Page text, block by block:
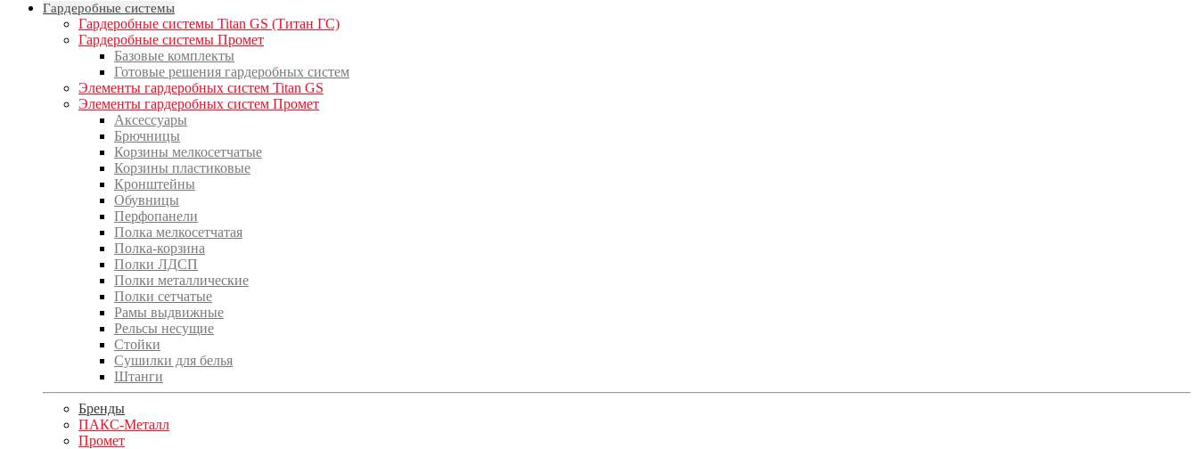
Гардеробные системы
Гардеробные системы Titan GS (Титан ГС)
Гардеробные системы Промет
Базовые комплекты
Готовые решения гардеробных систем
Элементы гардеробных систем Titan GS
Элементы гардеробных систем Промет
Аксессуары
Брючницы
Корзины мелкосетчатые
Корзины пластиковые
Кронштейны
Обувницы
Перфопанели
Полка мелкосетчатая
Полка-корзина
Полки ЛДСП
Полки металлические
Полки сетчатые
Рамы выдвижные
Рельсы несущие
Стойки
Сушилки для белья
Штанги
Бренды
ПАКС-Металл
Промет